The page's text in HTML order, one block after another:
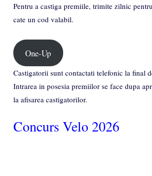
Pentru a castiga premiile, trimite zilnic
cate un cod valabil.
One-Up
Castigatorii sunt contactati telefonic la final
Intrarea in posesia premiilor se face dupa
la afisarea castigatorilor.
Concurs Velo 2026